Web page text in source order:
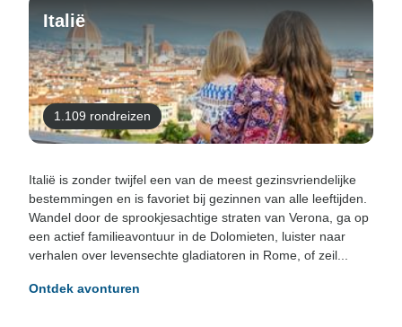
Italië
1.109 rondreizen
Italië is zonder twijfel een van de meest gezinsvriendelijke
bestemmingen en is favoriet bij gezinnen van alle leeftijden.
Wandel door de sprookjesachtige straten van Verona, ga op
een actief familieavontuur in de Dolomieten, luister naar
verhalen over levensechte gladiatoren in Rome, of zeil...
Ontdek avonturen